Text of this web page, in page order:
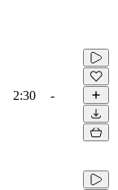
2:30 -